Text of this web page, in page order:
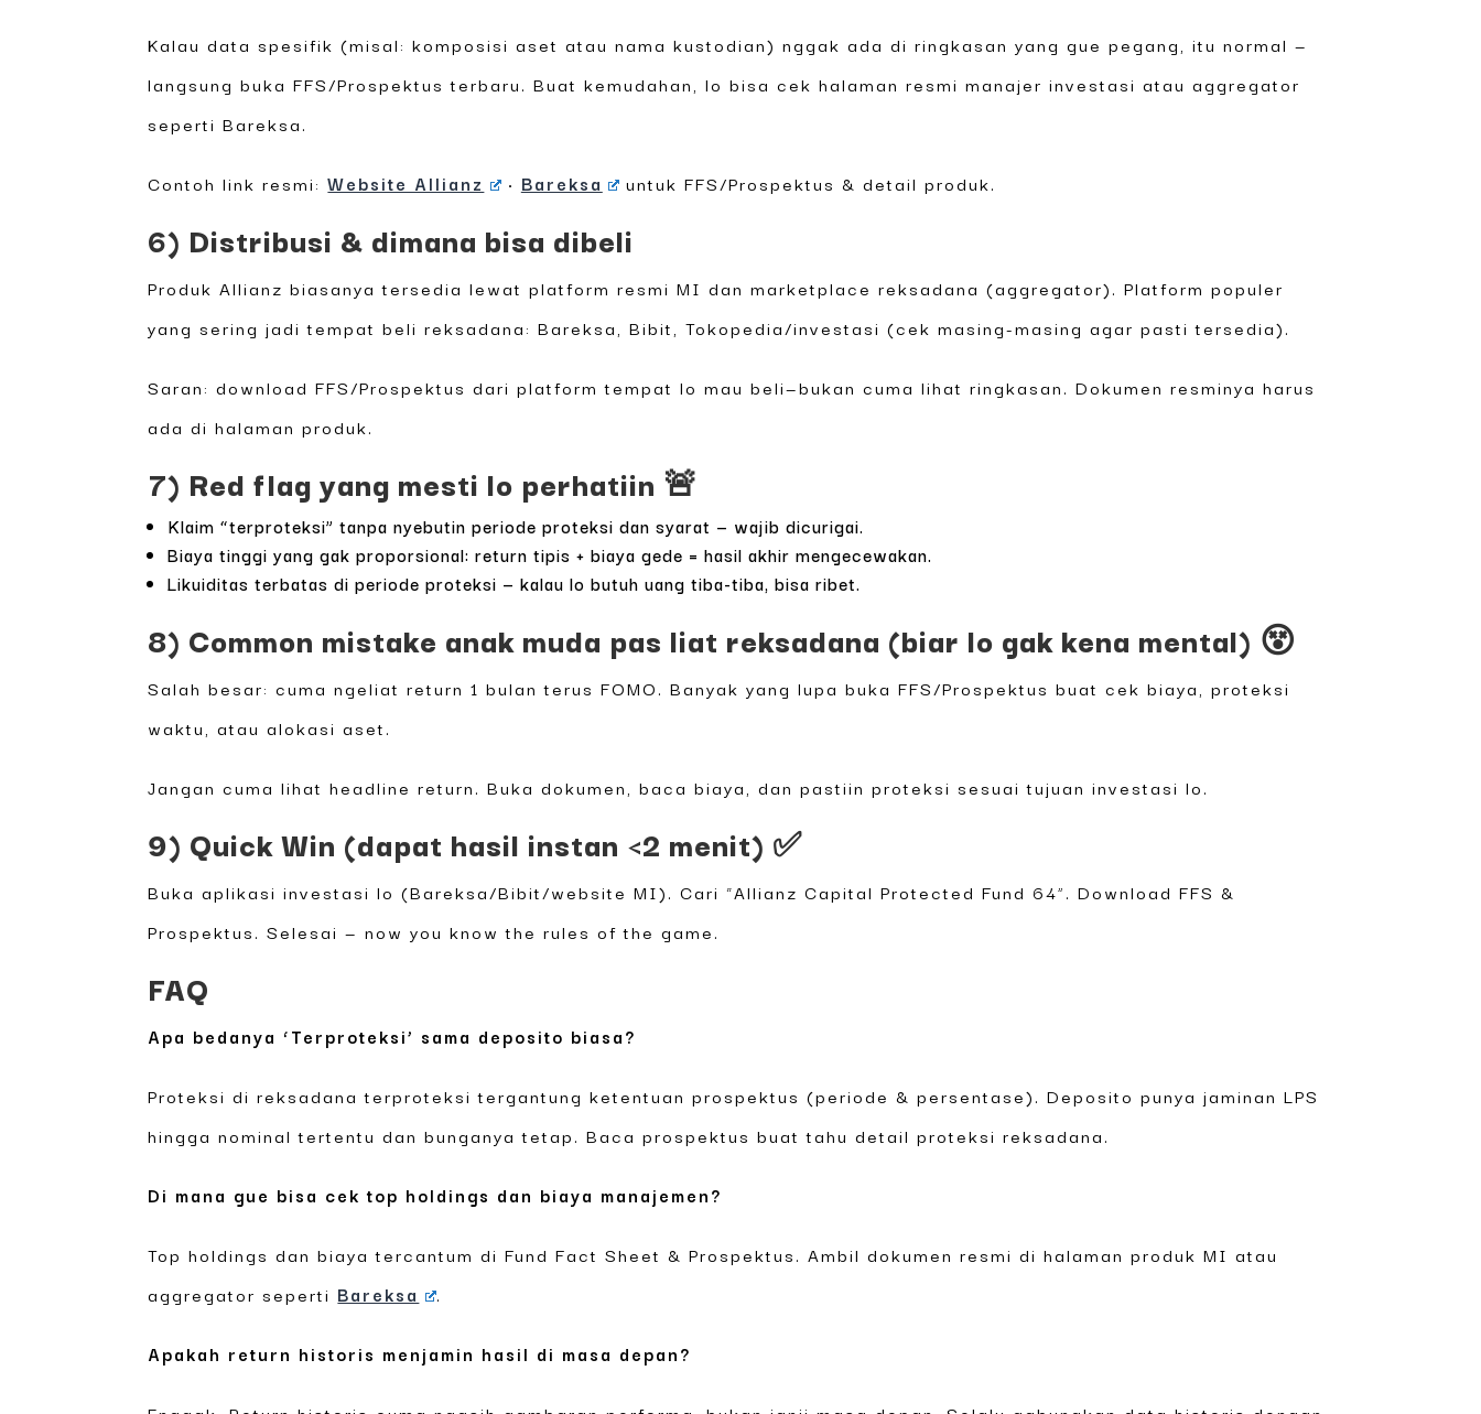
Kalau data spesifik (misal: komposisi aset atau nama kustodian) nggak ada di ringkasan yang gue pegang, itu normal —
langsung buka FFS/Prospektus terbaru. Buat kemudahan, lo bisa cek halaman resmi manajer investasi atau aggregator
seperti Bareksa.
Contoh link resmi:Website Allianz • Bareksa untuk FFS/Prospektus & detail produk.
6) Distribusi & dimana bisa dibeli
Produk Allianz biasanya tersedia lewat platform resmi MI dan marketplace reksadana (aggregator). Platform populer
yang sering jadi tempat beli reksadana: Bareksa, Bibit, Tokopedia/investasi (cek masing-masing agar pasti tersedia).
Saran: download FFS/Prospektus dari platform tempat lo mau beli—bukan cuma lihat ringkasan. Dokumen resminya harus
ada di halaman produk.
7) Red flag yang mesti lo perhatiin 🚨
Klaim “terproteksi” tanpa nyebutin periode proteksi dan syarat — wajib dicurigai.
Biaya tinggi yang gak proporsional: return tipis + biaya gede = hasil akhir mengecewakan.
Likuiditas terbatas di periode proteksi — kalau lo butuh uang tiba-tiba, bisa ribet.
8) Common mistake anak muda pas liat reksadana (biar lo gak kena mental) 😵
Salah besar: cuma ngeliat return 1 bulan terus FOMO. Banyak yang lupa buka FFS/Prospektus buat cek biaya, proteksi
waktu, atau alokasi aset.
Jangan cuma lihat headline return. Buka dokumen, baca biaya, dan pastiin proteksi sesuai tujuan investasi lo.
9) Quick Win (dapat hasil instan <2 menit) ✅
Buka aplikasi investasi lo (Bareksa/Bibit/website MI). Cari “Allianz Capital Protected Fund 64”. Download FFS &
Prospektus. Selesai — now you know the rules of the game.
FAQ
Apa bedanya ‘Terproteksi’ sama deposito biasa?
Proteksi di reksadana terproteksi tergantung ketentuan prospektus (periode & persentase). Deposito punya jaminan LPS
hingga nominal tertentu dan bunganya tetap. Baca prospektus buat tahu detail proteksi reksadana.
Di mana gue bisa cek top holdings dan biaya manajemen?
Top holdings dan biaya tercantum di Fund Fact Sheet & Prospektus. Ambil dokumen resmi di halaman produk MI atau
aggregator seperti Bareksa .
Apakah return historis menjamin hasil di masa depan?